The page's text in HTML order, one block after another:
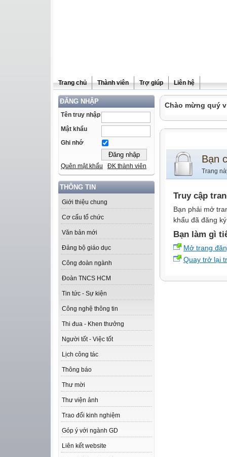
Trang chủ Thành viên Trợ giúp Liên hệ
ĐĂNG NHẬP
Tên truy nhập
Mật khẩu
Ghi nhớ
Quên mật khẩu ĐK thành viên
THÔNG TIN
Giới thiệu chung
Cơ cấu tổ chức
Văn bản mới
Đảng bộ giáo dục
Công đoàn ngành
Đoàn TNCS HCM
Tin tức - Sự kiện
Công nghệ thông tin
Thi đua - Khen thưởng
Người tốt - Việc tốt
Lịch công tác
Thông báo
Thư mời
Thư viện ảnh
Trao đổi kinh nghiệm
Góp ý với ngành GD
Liên kết website
Chào mừng quý
Bạn
Trang
Truy cập
Bạn phải mở
khẩu đã đăng
Bạn làm gì
Mở trang
Quay trở lại